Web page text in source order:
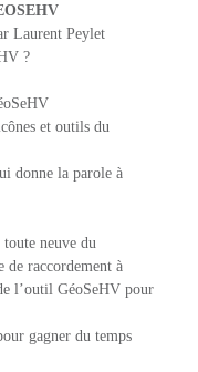
Laurent Peylet
?
et outils du
donne la parole à
neuve du
de raccordement à
l’outil GéoSeHV pour
gagner du temps